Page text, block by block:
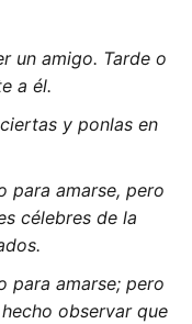
un amigo. Tarde o
a él.
y ponlas en
para amarse, pero
célebres de la
para amarse; pero
observar que